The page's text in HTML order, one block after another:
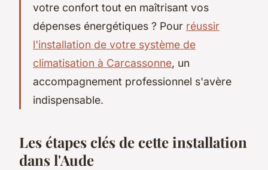
votre confort tout en maîtrisant vos
dépenses énergétiques ? Pour réussir
l'installation de votre système de
climatisation à Carcassonne, un
accompagnement professionnel s'avère
indispensable.
Les étapes clés de cette installation
dans l'Aude